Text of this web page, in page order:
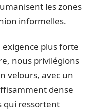
les zones
informelles.
plus forte
nous privilégions
velours, avec un
dense
qui ressortent